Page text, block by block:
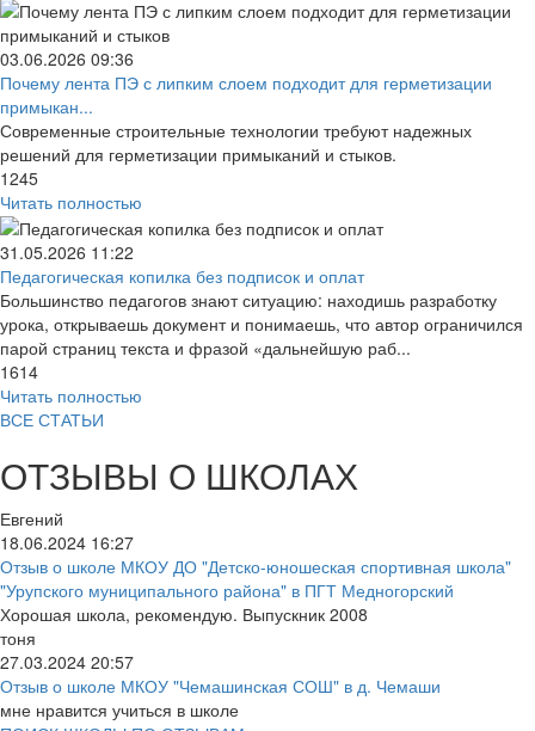
03.06.2026 09:36
Почему лента ПЭ с липким слоем подходит для герметизации
примыкан...
Современные строительные технологии требуют надежных
решений для герметизации примыканий и стыков.
1245
Читать полностью
31.05.2026 11:22
Педагогическая копилка без подписок и оплат
Большинство педагогов знают ситуацию: находишь разработку
урока, открываешь документ и понимаешь, что автор ограничился
парой страниц текста и фразой «дальнейшую раб...
1614
Читать полностью
ВСЕ СТАТЬИ
ОТЗЫВЫ О ШКОЛАХ
Евгений
18.06.2024 16:27
Отзыв о школе МКОУ ДО "Детско-юношеская спортивная школа"
"Урупского муниципального района" в ПГТ Медногорский
Хорошая школа, рекомендую. Выпускник 2008
тоня
27.03.2024 20:57
Отзыв о школе МКОУ "Чемашинская СОШ" в д. Чемаши
мне нравится учиться в школе